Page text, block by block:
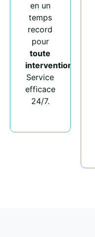
en un
temps
record
pour
toute
intervention
Service
efficace
24/7.